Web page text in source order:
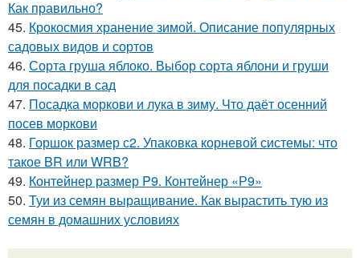
Как правильно?
45. Крокосмия хранение зимой. Описание популярных
садовых видов и сортов
46. Сорта груша яблоко. Выбор сорта яблони и груши
для посадки в сад
47. Посадка моркови и лука в зиму. Что даёт осенний
посев моркови
48. Горшок размер с2. Упаковка корневой системы: что
такое BR или WRB?
49. Контейнер размер P9. Контейнер «Р9»
50. Туи из семян выращивание. Как вырастить тую из
семян в домашних условиях